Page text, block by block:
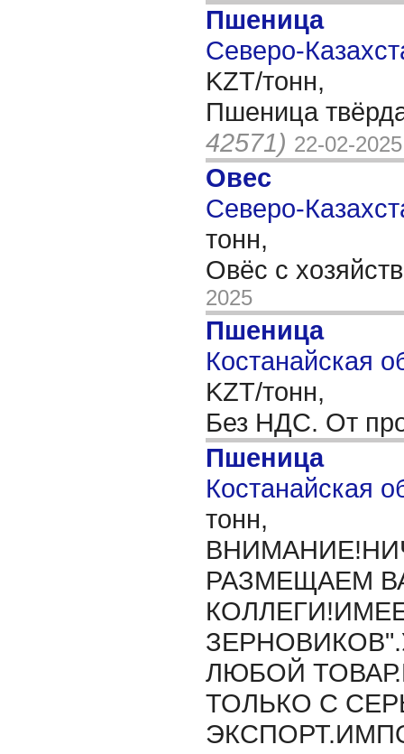
Пшеница
Северо-
KZT/тонн,
Пшеница
42571) 22-02-2025
Овес
Северо-
тонн,
Овёс с
2025
Пшеница
Костанайская
KZT/тонн,
Без НДС. От
Пшеница
Костанайская
тонн,
РАЗМЕЩАЕМ
ЛЮБОЙ
ТОЛЬКО С